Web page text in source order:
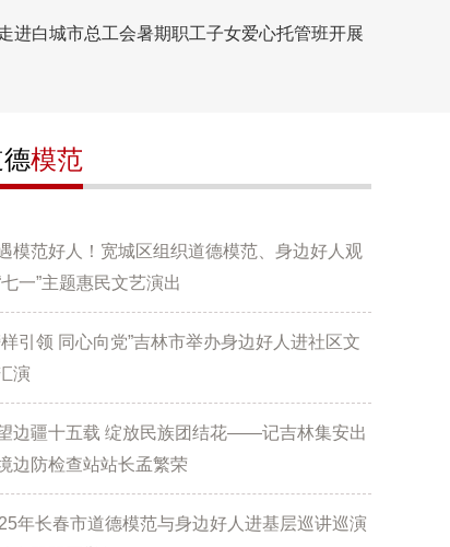
进白城市总工会暑期职工子女爱心托管班开展
模范
模范好人！宽城区组织道德模范、身边好人观
七一”主题惠民文艺演出
样引领 同心向党”吉林市举办身边好人进社区文
演
边疆十五载 绽放民族团结花——记吉林集安出
边防检查站站长孟繁荣
年长春市道德模范与身边好人进基层巡讲巡演